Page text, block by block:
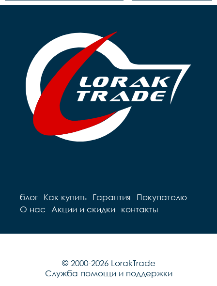
блог Как купить Гарантия
Покупателю
О нас
Акции и скидки контакты
© 2000-2026 LorakTrade
Служба помощи и поддержки